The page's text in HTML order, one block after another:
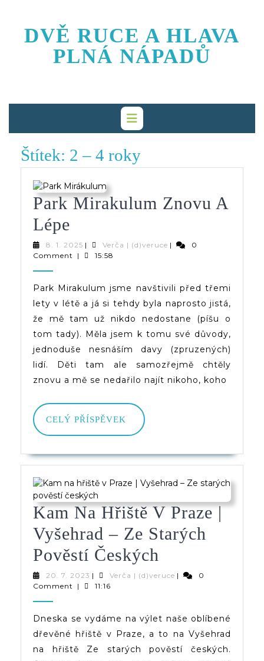
content
DVĚ RUCE A HLAVA
PLNÁ NÁPADŮ
Štítek: 2 – 4 roky
Park Mirakulum Znovu A
Lépe
Mirakulum
Znovu
A
Lépe
8. 1. 2025 8.
1.
| Verča | (d)veruceVerča
|
0
Comment
| 15:58
Park Mirakulum jsme navštivili před třemi
lety v létě a já si tehdy byla naprosto jistá,
že mě tam už nikdo nedostane (píšu o
tom tady). Měla jsem k tomu své důvody,
jednoduše nesnáším davy (zpruzených)
lidí. Děti tam ale samozřejmě chtěly
znovu a mě se nedařilo najít nikoho, koho
CELÝ PŘÍSPĚVEK
CELÝ
PŘÍSPĚVEK
Kam Na Hřiště V Praze |
Vyšehrad – Ze Starých
Pověstí Českých
Na
V
Praze
20. 7. 2023 20.
7.
| Verča | (d)veruceVerča
|
0
Comment
| 11:16
Dneska se vydáme na výlet naše oblíbené
dřevěné hřiště v Praze, a to na Vyšehrad
na hřiště Ze starých pověstí českých.